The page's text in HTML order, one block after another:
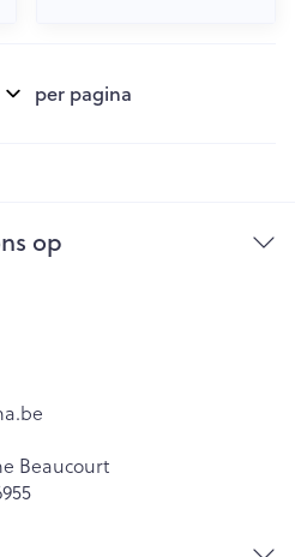
per pagina
op
Beaucourt